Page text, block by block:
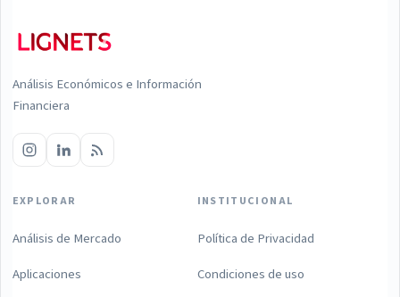
Análisis Económicos e Información
Financiera
EXPLORAR
Análisis de Mercado
Aplicaciones
INSTITUCIONAL
Política de Privacidad
Condiciones de uso